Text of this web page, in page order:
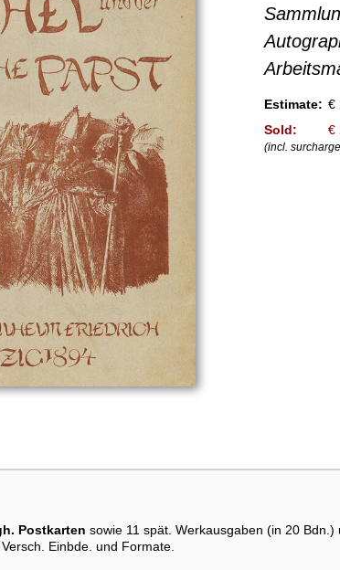
Estimate: €
Sold:
€
(incl.
Postkarten sowie 11 spät. Werkausgaben (in 20 Bdn.)
Einbde. und Formate.